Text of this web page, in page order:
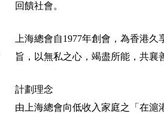
回饋社會。
上海總會自1977年創會，為香港
旨，以無私之心，竭盡所能，共襄
計劃理念
由上海總會向低收入家庭之「在滬